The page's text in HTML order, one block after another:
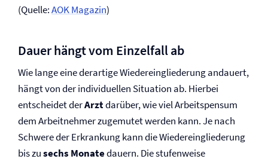
(Quelle:AOK Magazin)
Dauer hängt vom Einzelfall ab
Wie lange eine derartige Wieder­ein­glie­derung andauert,
hängt von der individuellen Situation ab. Hierbei
entscheidet derArztdarüber, wie viel Arbeitspensum
dem Arbeitnehmer zugemutet werden kann. Je nach
Schwere der Erkrankung kann die Wieder­ein­glie­derung
bis zusechs Monatedauern. Die stufenweise